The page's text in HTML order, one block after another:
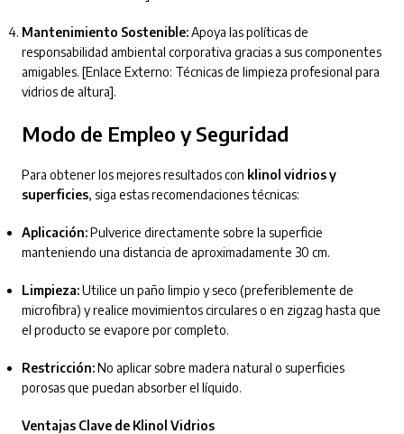
Mantenimiento Sostenible:Apoya las políticas de
responsabilidad ambiental corporativa gracias a sus componentes
amigables. [Enlace Externo: Técnicas de limpieza profesional para
vidrios de altura].
Modo de Empleo y Seguridad
Para obtener los mejores resultados con klinol vidrios y
superficies, siga estas recomendaciones técnicas:
Aplicación:Pulverice directamente sobre la superficie
manteniendo una distancia de aproximadamente 30 cm.
Limpieza:Utilice un paño limpio y seco (preferiblemente de
microfibra) y realice movimientos circulares o en zigzag hasta que
el producto se evapore por completo.
Restricción:No aplicar sobre madera natural o superficies
porosas que puedan absorber el líquido.
Ventajas Clave de Klinol Vidrios